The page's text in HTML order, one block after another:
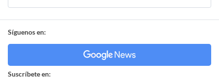
Síguenos en:
Suscríbete en: